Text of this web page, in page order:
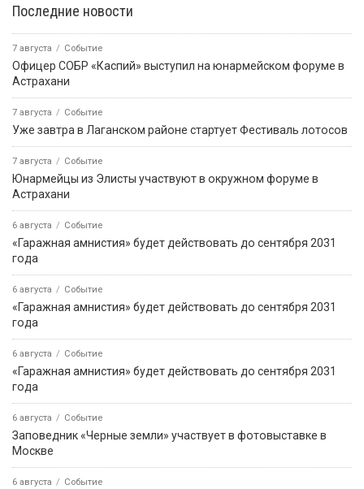
Последние новости
7 августа Событие
Офицер СОБР «Каспий» выступил на юнармейском форуме в
Астрахани
7 августа Событие
Уже завтра в Лаганском районе стартует Фестиваль лотосов
7 августа Событие
Юнармейцы из Элисты участвуют в окружном форуме в
Астрахани
6 августа Событие
«Гаражная амнистия» будет действовать до сентября 2031
года
6 августа Событие
«Гаражная амнистия» будет действовать до сентября 2031
года
6 августа Событие
«Гаражная амнистия» будет действовать до сентября 2031
года
6 августа Событие
Заповедник «Черные земли» участвует в фотовыставке в
Москве
6 августа Событие